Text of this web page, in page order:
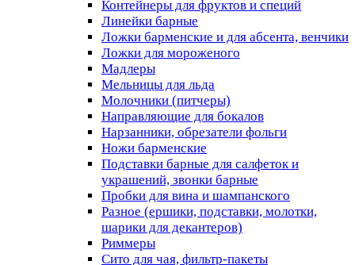
Контейнеры для фруктов и специй
Линейки барные
Ложки барменские и для абсента, венчики
Ложки для мороженого
Мадлеры
Мельницы для льда
Молочники (питчеры)
Направляющие для бокалов
Нарзанники, обрезатели фольги
Ножи барменские
Подставки барные для салфеток и
украшений, звонки барные
Пробки для вина и шампанского
Разное (ершики, подставки, молотки,
шарики для декантеров)
Риммеры
Сито для чая, фильтр-пакеты